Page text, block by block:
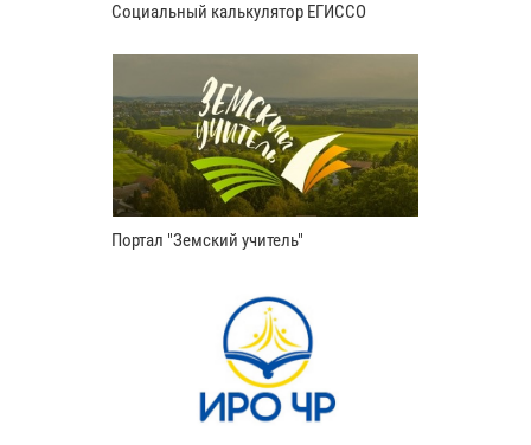
Социальный калькулятор ЕГИССО
Портал "Земский учитель"